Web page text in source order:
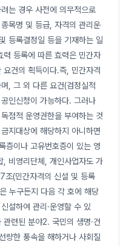
는 경우 사전에 의무적으로
목명 및 등급, 자격의 관리운
등록결정일 등을 기재하는 일
등록에 따른 효력은 민간자
건의 획득이다.즉, 민간자격
, 그 외 다른 요건(검정실적
인신청이 가능하다. 그러나
점적 운영권한을 부여하는 것
지대상에 해당하지 아니하면
증이나 고유번호증이 있는 영
, 비영리단체, 개인사업자도 가
조(민간자격의 신설 및 등록
누구든지 다음 각 호에 해당
설하여 관리·운영할 수 있
련된 분야2. 국민의 생명·건
량한 풍속을 해하거나 사회질